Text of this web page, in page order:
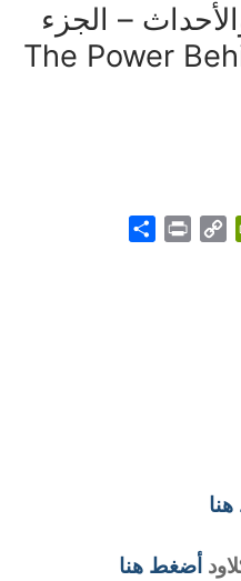
– الجزء
3 The Power
أضغط هنا